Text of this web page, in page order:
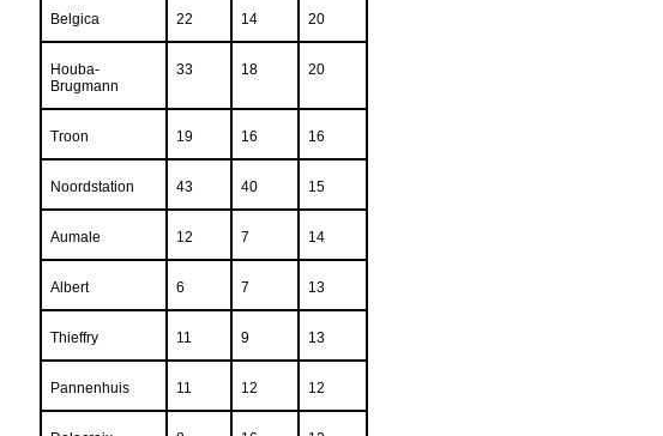
Belgica 22 14 20
Houba-
Brugmann
33 18 20
Troon 19 16 16
Noordstation 43 40 15
Aumale 12 7 14
Albert 6 7 13
Thieffry 11 9 13
Pannenhuis 11 12 12